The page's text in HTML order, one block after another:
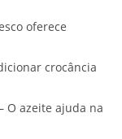
oferece
crocância
O azeite ajuda na